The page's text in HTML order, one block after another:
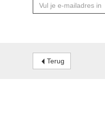
Terug